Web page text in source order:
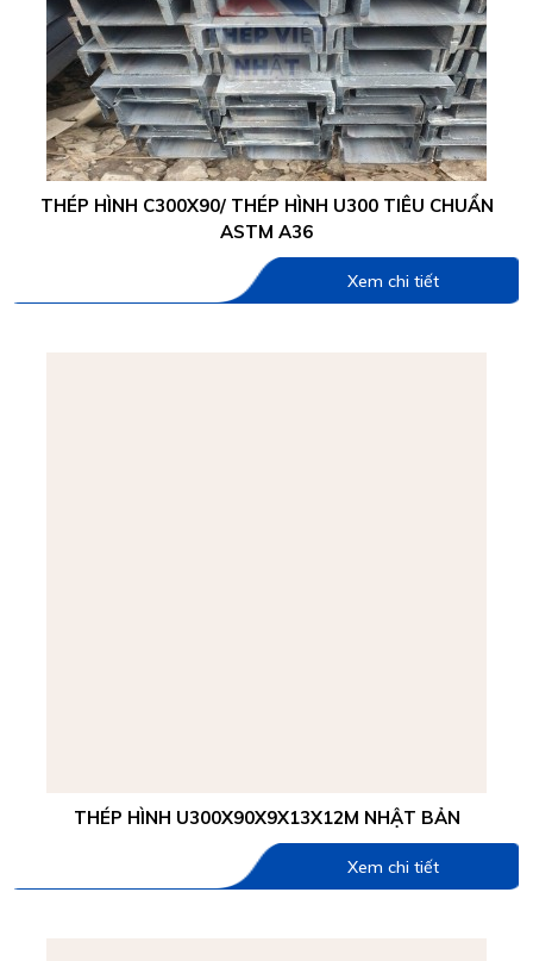
THÉP HÌNH C300X90/ THÉP HÌNH U300 TIÊU CHUẨN
ASTM A36
Xem chi tiết
THÉP HÌNH U300X90X9X13X12M NHẬT BẢN
Xem chi tiết